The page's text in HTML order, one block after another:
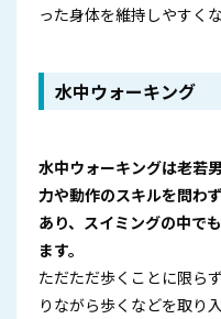
った身体を維持しやすくな
水中ウォーキング
水中ウォーキングは老若
力や動作のスキルを問わ
あり、スイミングの中で
ます。
ただただ歩くことに限ら
りながら歩くなどを取り